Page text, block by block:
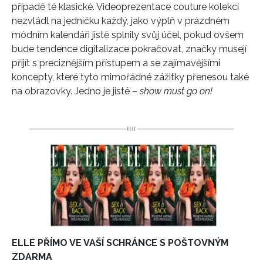
případě té klasické. Videoprezentace couture kolekcí
nezvládl na jedničku každý, jako výplň v prázdném
módním kalendáři jistě splnily svůj účel, pokud ovšem
bude tendence digitalizace pokračovat, značky musejí
přijít s preciznějším přístupem a se zajímavějšími
koncepty, které tyto mimořádné zážitky přenesou také
na obrazovky. Jedno je jisté –show must go on!
ELLE PŘÍMO VE VAŠÍ SCHRÁNCE S POŠTOVNÝM
ZDARMA